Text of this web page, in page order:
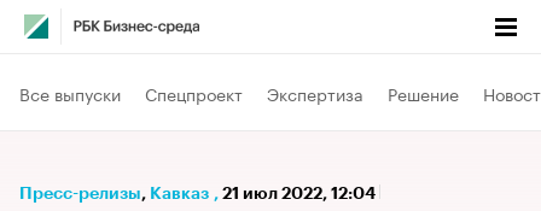
Все выпуски Спецпроект Экспертиза Решение
Пресс-релизы⁠, Кавказ , 21 июл 2022, 12:04